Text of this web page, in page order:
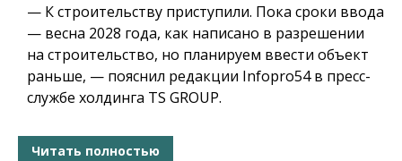
— К строительству приступили. Пока сроки ввода
— весна 2028 года, как написано в разрешении
на строительство, но планируем ввести объект
раньше, — пояснил редакции Infopro54 в пресс-
службе холдинга TS GROUP.
Читать полностью